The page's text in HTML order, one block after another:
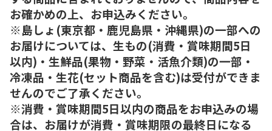
お確かめの上、お申込みください。
※島しょ(東京都・鹿児島県・沖縄県)の一部への
お届けについては、生もの(消費・賞味期間5日
以内)・生鮮品(果物・野菜・活魚介類)の一部・
冷凍品・生花(セット商品を含む)は受付ができま
せんのでご了承ください。
※消費・賞味期間5日以内の商品をお申込みの場
合は、お届けが消費・賞味期限の最終日になる